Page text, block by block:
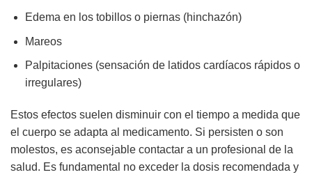
Edema en los tobillos o piernas (hinchazón)
Mareos
Palpitaciones (sensación de latidos cardíacos rápidos o
irregulares)
Estos efectos suelen disminuir con el tiempo a medida que
el cuerpo se adapta al medicamento. Si persisten o son
molestos, es aconsejable contactar a un profesional de la
salud. Es fundamental no exceder la dosis recomendada y